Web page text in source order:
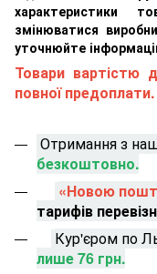
характеристики
змінюватися
уточнюйте
Товари вартістю
повної предоплати.
Отримання з
безкоштовно.
«Новою
тарифів
Кур'єром по
лише 76 грн.